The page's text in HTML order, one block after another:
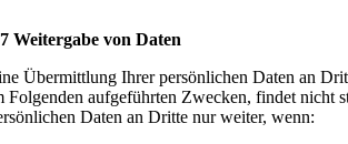
Weitergabe von Daten
Übermittlung Ihrer persönlichen Daten an
Folgenden aufgeführten Zwecken, findet nicht
Daten an Dritte nur weiter, wenn: